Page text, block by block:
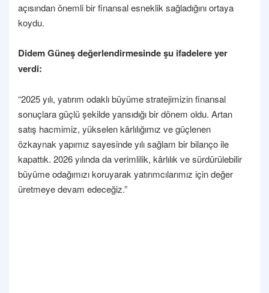
açısından önemli bir finansal esneklik sağladığını ortaya
koydu.
Didem Güneş değerlendirmesinde şu ifadelere yer
verdi:
“2025 yılı, yatırım odaklı büyüme stratejimizin finansal
sonuçlara güçlü şekilde yansıdığı bir dönem oldu. Artan
satış hacmimiz, yükselen kârlılığımız ve güçlenen
özkaynak yapımız sayesinde yılı sağlam bir bilanço ile
kapattık. 2026 yılında da verimlilik, kârlılık ve sürdürülebilir
büyüme odağımızı koruyarak yatırımcılarımız için değer
üretmeye devam edeceğiz.”